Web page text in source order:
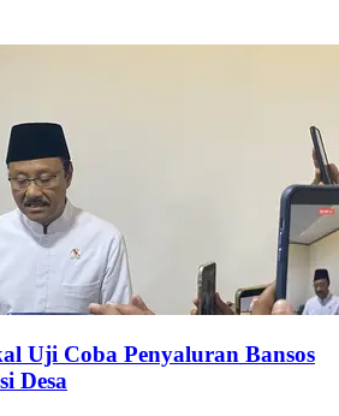
Uji Coba Penyaluran Bansos
Desa